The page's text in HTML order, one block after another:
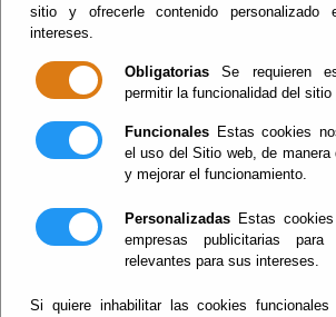
sitio y ofrecerle contenido
intereses.
Obligatorias Se requieren
permitir la funcionalidad del sitio
Funcionales Estas cookies
el uso del Sitio web, de manera
y mejorar el funcionamiento.
Personalizadas Estas
empresas publicitarias para
relevantes para sus intereses.
Si quiere inhabilitar las cookies funcionales
05:27:37
Vie, 7 Agosto 2026
- Tablón de anuncios
Tablón de
anuncios